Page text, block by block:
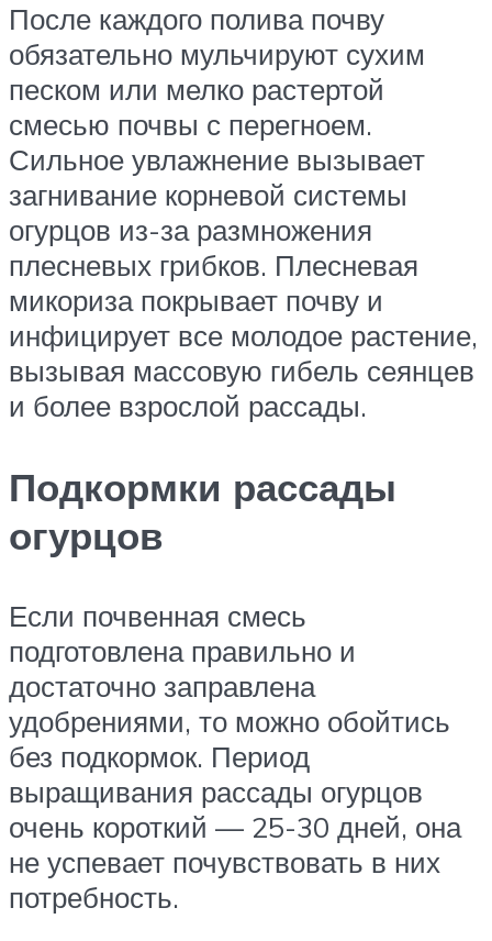
После каждого полива почву
обязательно мульчируют сухим
песком или мелко растертой
смесью почвы с перегноем.
Сильное увлажнение вызывает
загнивание корневой системы
огурцов из-за размножения
плесневых грибков. Плесневая
микориза покрывает почву и
инфицирует все молодое растение,
вызывая массовую гибель сеянцев
и более взрослой рассады.
Подкормки рассады
огурцов
Если почвенная смесь
подготовлена правильно и
достаточно заправлена
удобрениями, то можно обойтись
без подкормок. Период
выращивания рассады огурцов
очень короткий — 25-30 дней, она
не успевает почувствовать в них
потребность.